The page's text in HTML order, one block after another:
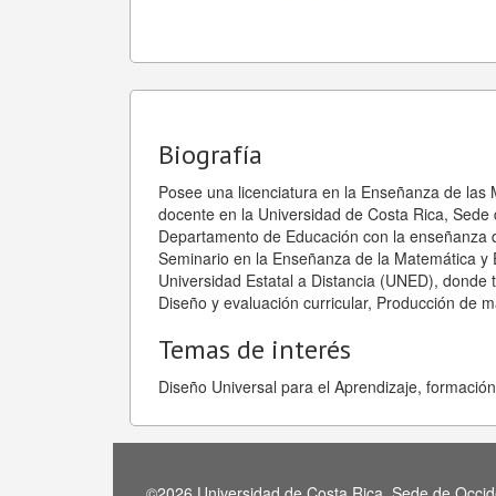
Biografía
Posee una licenciatura en la Enseñanza de
docente en la Universidad de Costa Rica,
Departamento de Educación con la
Seminario en la Enseñanza de la Matemática
Universidad Estatal a Distancia (UNED),
Diseño y evaluación curricular, Producción de
Temas de interés
Diseño Universal para el Aprendizaje,